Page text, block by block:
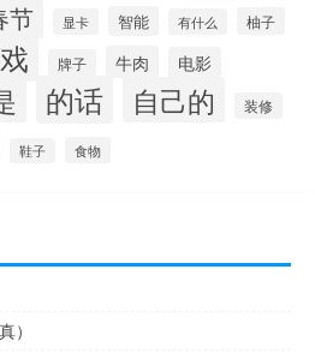
节 显卡 智能 有什么 柚子
牌子 牛肉 电影
的话 自己的 装修
鞋子 食物
）